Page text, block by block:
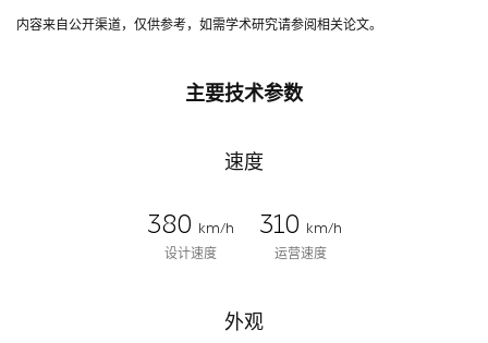
内容来自公开渠道，仅供参考，如需学术研究请参阅相关论文。
主要技术参数
速度
380
km/h
设计速度
310
km/h
运营速度
外观